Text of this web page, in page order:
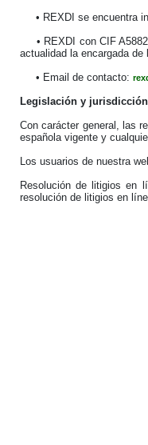
• REXDI se encuentra
• REXDI con CIF
actualidad la encargada
• Email de contacto:
Legislación y
Con carácter general, las
española vigente y
Los usuarios de nuestra
Resolución de litigios en
resolución de litigios en